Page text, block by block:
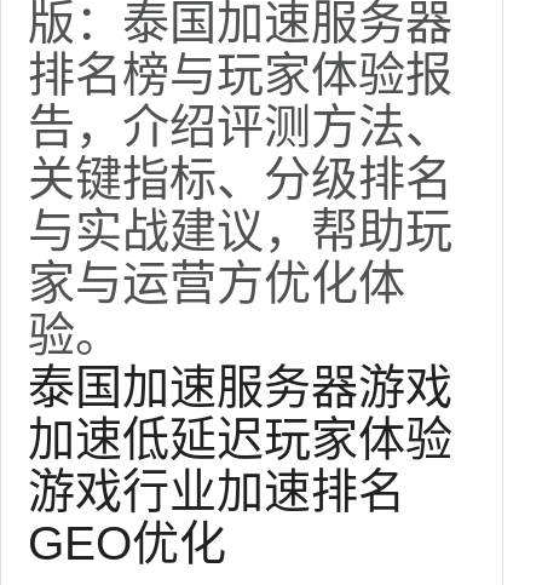
版：泰国加速服务器
排名榜与玩家体验报
告，介绍评测方法、
关键指标、分级排名
与实战建议，帮助玩
家与运营方优化体
验。
泰国加速服务器游戏
加速低延迟玩家体验
游戏行业加速排名
GEO优化